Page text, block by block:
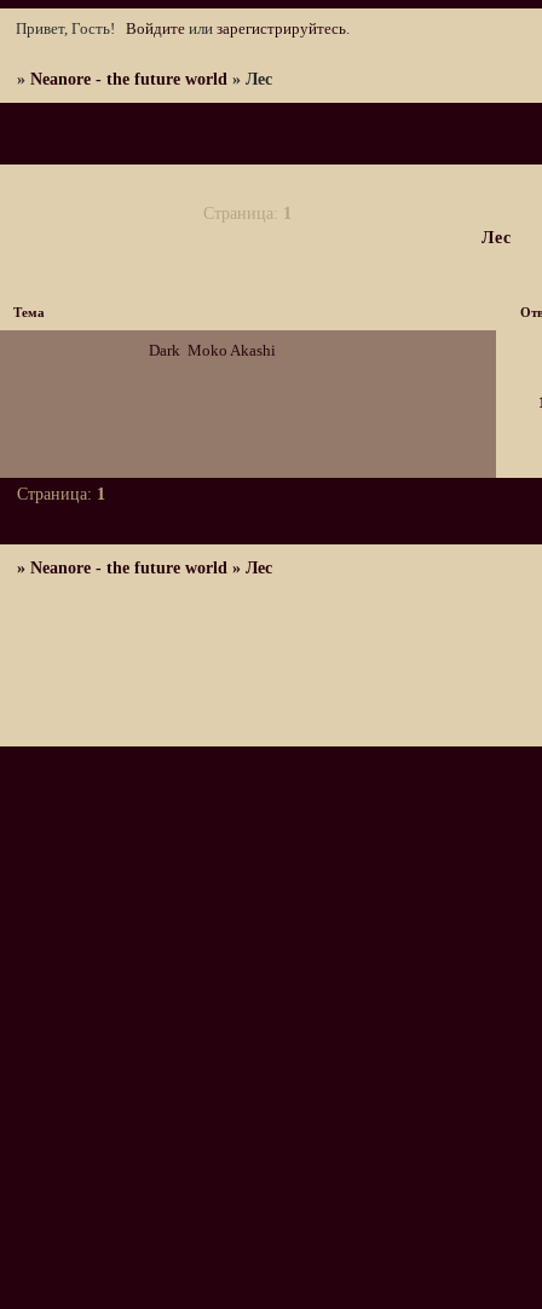
Привет, Гость! Войдите илизарегистрируйтесь
»Neanore - the future world »Лес
Лес
Страница: 1
Тема
Dark Moko Akashi
Страница: 1
»Neanore - the future world »Лес